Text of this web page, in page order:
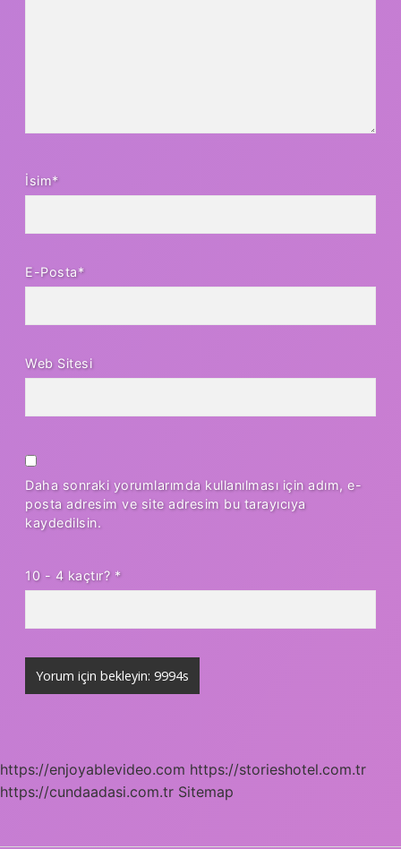
İsim*
E-Posta*
Web Sitesi
Daha sonraki yorumlarımda kullanılması için adım, e-
posta adresim ve site adresim bu tarayıcıya
kaydedilsin.
10 - 4 kaçtır? *
https://enjoyablevideo.com https://storieshotel.com.tr
https://cundaadasi.com.tr Sitemap